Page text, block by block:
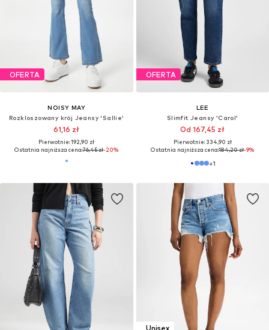
OFERTA
NOISY MAY
Rozkloszowany krój Jeansy 'Sallie'
61,16 zł
Pierwotnie: 192,90 zł
Ostatnia najniższa cena:76,45 zł-20%
OFERTA
LEE
Slimfit Jeansy 'Carol'
Od 167,45 zł
Pierwotnie: 334,90 zł
Ostatnia najniższa cena:184,20 zł-9%
+1
Unisex